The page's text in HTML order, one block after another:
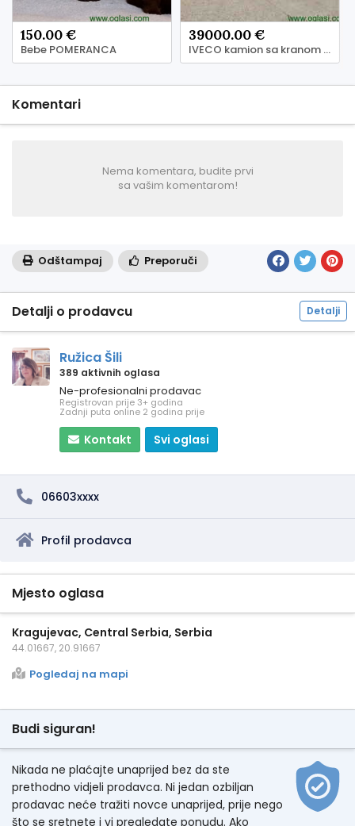
150.00 €
Bebe POMERANCA
39000.00 €
IVECO kamion sa kranom /dizalicom 2011. god dja, Pančevo
Komentari
Nema komentara, budite prvi
sa vašim komentarom!
Odštampaj Preporuči
Detalji o prodavcu Detalji
Ružica Šili
389 aktivnih oglasa
Ne-profesionalni prodavac
Registrovan prije 3+ godina
Zadnji puta online 2 godina prije
Kontakt Svi oglasi
06603xxxx
Profil prodavca
Mjesto oglasa
Kragujevac, Central Serbia, Serbia
44.01667, 20.91667
Pogledaj na mapi
Budi siguran!
Nikada ne plaćajte unaprijed bez da ste
prethodno vidjeli prodavca. Ni jedan ozbiljan
prodavac neće tražiti novce unaprijed, prije nego
što se sretnete i vi pregledate ponudu. Ako